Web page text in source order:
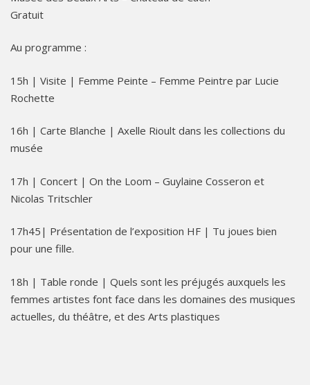
Gratuit
Au programme :
15h | Visite | Femme Peinte – Femme Peintre par Lucie
Rochette
16h | Carte Blanche | Axelle Rioult dans les collections du
musée
17h | Concert | On the Loom – Guylaine Cosseron et
Nicolas Tritschler
17h45| Présentation de l’exposition HF | Tu joues bien
pour une fille.
18h | Table ronde | Quels sont les préjugés auxquels les
femmes artistes font face dans les domaines des musiques
actuelles, du théâtre, et des Arts plastiques